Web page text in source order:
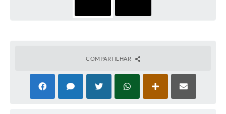
Diário Oficial
COMPARTILHAR